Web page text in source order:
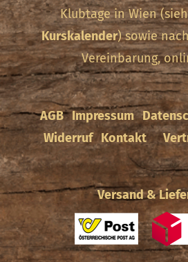
Klubtage in Wien
Kurskalender) sowie
Vereinbarung,
AGB Impressum
Widerruf Kontakt
Versand &